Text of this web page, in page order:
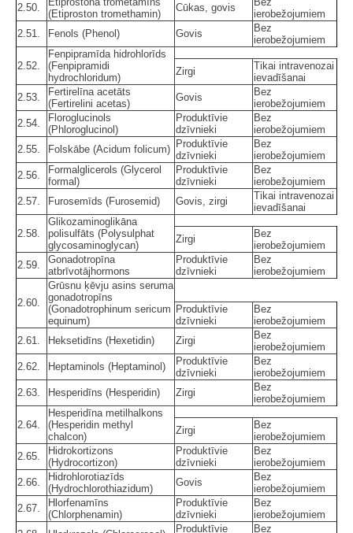
2.50.
(Etiproston tromethamin)
Cūkas, govis
ierobežojumiem
2.51.
Fenols (Phenol) Govis
Bez
ierobežojumiem
2.52.
Fenpipramīda hidrohlorīds
(Fenpipramidi
hydrochloridum)
Zirgi
Tikai intravenozai
ievadīšanai
2.53.
Fertirelīna acetāts
(Fertirelini acetas)
Govis
Bez
ierobežojumiem
2.54.
Floroglucinols
(Phloroglucinol)
Produktīvie
dzīvnieki
Bez
ierobežojumiem
2.55.
Folskābe (Acidum folicum) Produktīvie
dzīvnieki
Bez
ierobežojumiem
2.56.
Formalglicerols (Glycerol
formal)
Produktīvie
dzīvnieki
Bez
ierobežojumiem
2.57.
Furosemīds (Furosemid) Govis, zirgi
Tikai intravenozai
ievadīšanai
2.58.
Glikozaminoglikāna
polisulfāts (Polysulphat
glycosaminoglycan)
Zirgi
Bez
ierobežojumiem
2.59.
Gonadotropīna
atbrīvotājhormons
Produktīvie
dzīvnieki
Bez
ierobežojumiem
2.60.
Grūsnu ķēvju asins seruma
gonadotropīns
(Gonadotrophinum sericum
equinum)
Produktīvie
dzīvnieki
Bez
ierobežojumiem
2.61.
Heksetidīns (Hexetidin) Zirgi
Bez
ierobežojumiem
2.62.
Heptaminols (Heptaminol)
Produktīvie
dzīvnieki
Bez
ierobežojumiem
2.63.
Hesperidīns (Hesperidin) Zirgi
Bez
ierobežojumiem
2.64.
Hesperidīna metilhalkons
(Hesperidin methyl
chalcon)
Zirgi
Bez
ierobežojumiem
2.65.
Hidrokortizons
(Hydrocortizon)
Produktīvie
dzīvnieki
Bez
ierobežojumiem
2.66.
Hidrohlorotiazīds
(Hydrochlorothiazidum)
Govis
Bez
ierobežojumiem
2.67.
Hlorfenamīns
(Chlorphenamin)
Produktīvie
dzīvnieki
Bez
ierobežojumiem
Produktīvie Bez